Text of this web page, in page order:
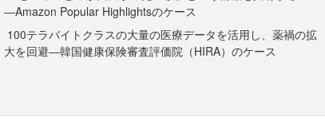
―Amazon Popular Highlightsのケース
100テラバイトクラスの大量の医療データを活用し、薬禍の拡
大を回避―韓国健康保険審査評価院（HIRA）のケース